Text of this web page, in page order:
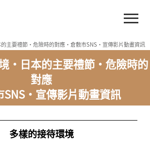
主要禮節・危險時的對應・倉敷市SNS・宣傳影片動畫資訊
・日本的主要禮節・危險時的
對應
SNS・宣傳影片動畫資訊
多樣的接待環境